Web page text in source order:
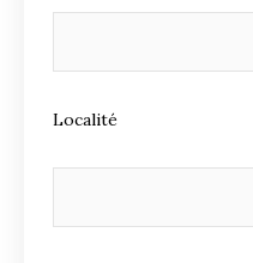
Localité